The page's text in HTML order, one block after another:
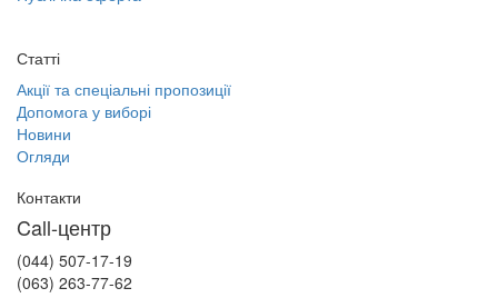
Статті
Акції та спеціальні пропозиції
Допомога у виборі
Новини
Огляди
Контакти
Call-центр
(044) 507-17-19
(063) 263-77-62